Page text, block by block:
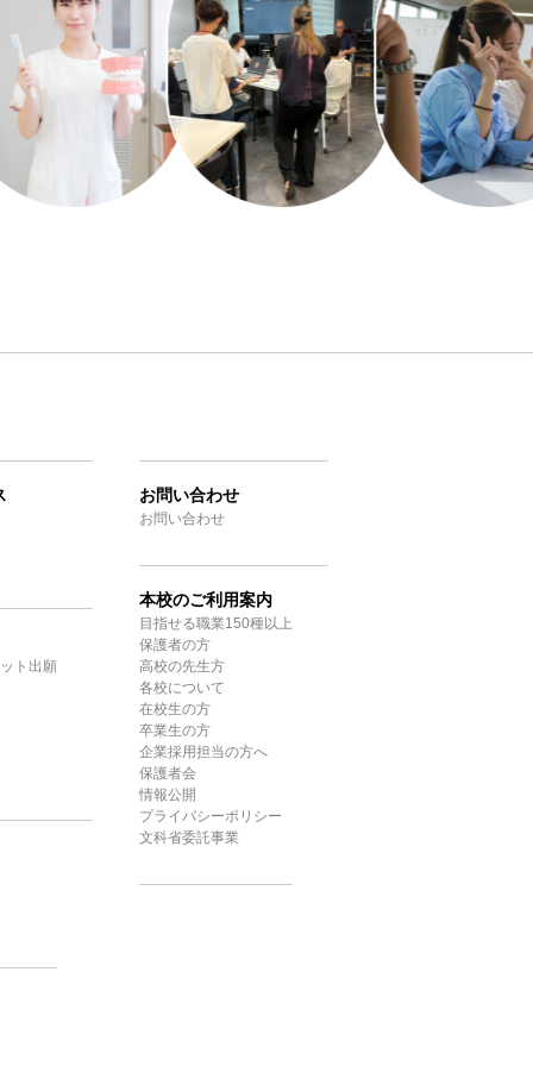
ト出願
お問い合わせ
お問い合わせ
本校のご利用案内
目指せる職業150種以上
保護者の方
高校の先生方
各校について
在校生の方
卒業生の方
企業採用担当の方へ
保護者会
情報公開
プライバシーポリシー
文科省委託事業